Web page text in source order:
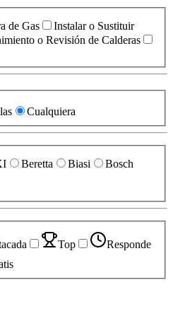
de Gas
Instalar o Sustituir
o Revisión de Calderas
Cualquiera
Beretta Biasi Bosch
Top
Responde